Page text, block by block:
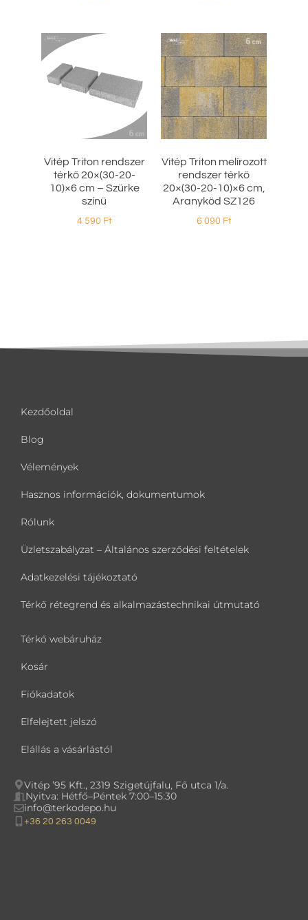
Vitép Triton rendszer
térkő 20×(30-20-
10)×6 cm – Szürke
színű
4 590 Ft
Vitép Triton melírozott
rendszer térkő
20×(30-20-10)×6 cm,
Aranyköd SZ126
6 090 Ft
Kezdőoldal
Blog
Vélemények
Hasznos információk, dokumentumok
Rólunk
Üzletszabályzat – Általános szerződési feltételek
Adatkezelési tájékoztató
Térkő rétegrend és alkalmazástechnikai útmutató
Térkő webáruház
Kosár
Fiókadatok
Elfelejtett jelszó
Elállás a vásárlástól
Vitép ’95 Kft., 2319 Szigetújfalu, Fő utca 1/a.
Nyitva: Hétfő–Péntek 7:00–15:30
info@terkodepo.hu
+36 20 263 0049